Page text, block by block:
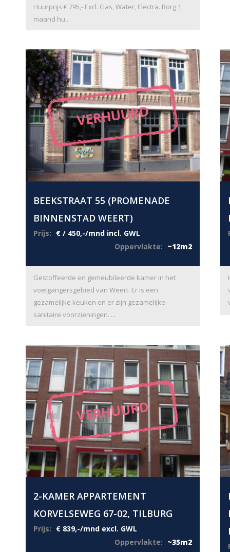
Huurprijs € 795,- Excl. Gas, Water, Electra. Borg 1
maand hu...
VERHUURD
BEEKSTRAAT 55 (PROMENADE
BINNENSTAD WEERT)
Prijs: € / 450,-/mnd incl. GWL
Oppervlakte: ~12m2
Gestoffeerde en gemeubileerde kamer in het
voetgangersgebied van Weert. Er is een
gezamelijke keuken en er zijn gezamelijke
sanitaire voorzieningen. ...
VERHUURD
2-KAMER APPARTEMENT
KORVELSEWEG 67-02, TILBURG
Prijs: € 839,-/mnd excl. GWL
Oppervlakte: ~35m2